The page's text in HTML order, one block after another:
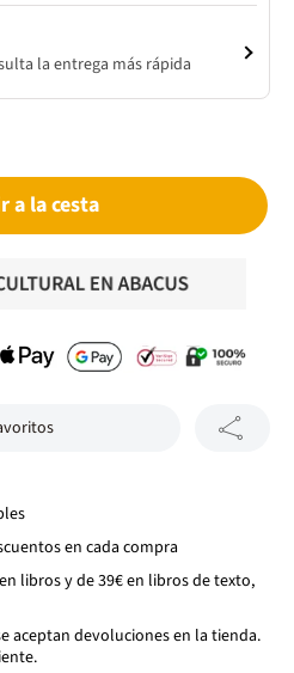
la entrega más rápida
a la cesta
en cada compra
libros y de 39€ en libros de texto,
aceptan devoluciones en la tienda.